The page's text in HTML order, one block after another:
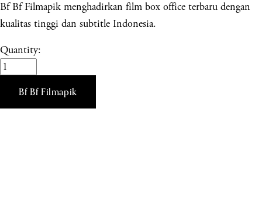
Bf Bf Filmapik menghadirkan film box office terbaru dengan
kualitas tinggi dan subtitle Indonesia.
Quantity:
Bf Bf Filmapik